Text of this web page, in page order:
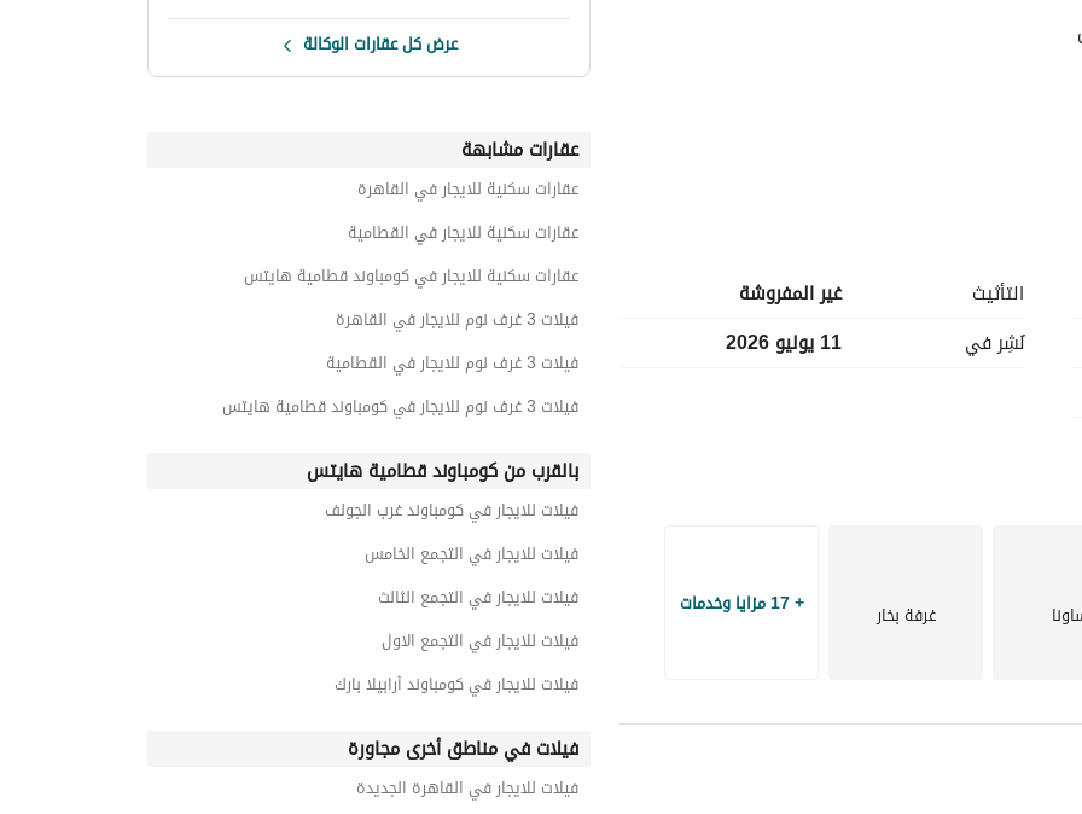
التأثيث
غير المفروشة
نُشِر في
11 يوليو 2026
غرفة بخار + 17 مزايا وخدمات
عرض كل عقارات الوكالة
عقارات مشابهة
عقارات سكنية للايجار في القاهرة
عقارات سكنية للايجار في القطامية
عقارات سكنية للايجار في كومباوند قطامية هايتس
فيلات 3 غرف نوم للايجار في القاهرة
فيلات 3 غرف نوم للايجار في القطامية
فيلات 3 غرف نوم للايجار في كومباوند قطامية هايتس
بالقرب من كومباوند قطامية هايتس
فيلات للايجار في كومباوند غرب الجولف
فيلات للايجار في التجمع الخامس
فيلات للايجار في التجمع الثالث
فيلات للايجار في التجمع الاول
فيلات للايجار في كومباوند أرابيلا بارك
فيلات في مناطق أخرى مجاورة
فيلات للايجار في القاهرة الجديدة